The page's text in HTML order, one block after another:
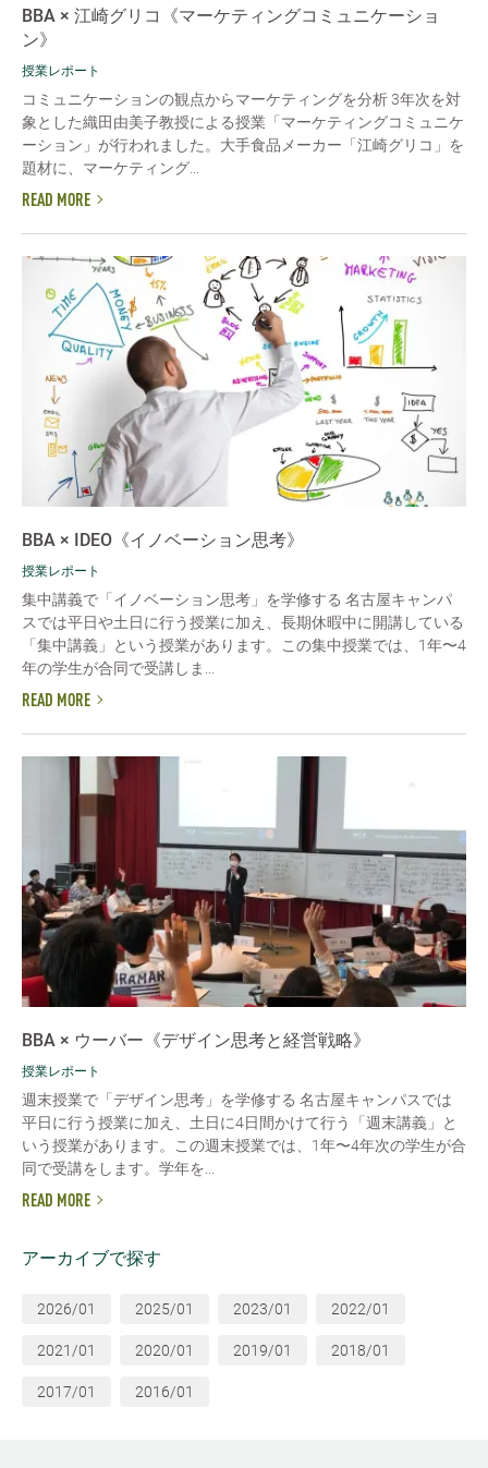
BBA × 江崎グリコ《マーケティングコミュニケーショ
ン》
授業レポート
コミュニケーションの観点からマーケティングを分析 3年次を対
象とした織田由美子教授による授業「マーケティングコミュニケ
ーション」が行われました。大手食品メーカー「江崎グリコ」を
題材に、マーケティング...
READ MORE
BBA × IDEO《イノベーション思考》
授業レポート
集中講義で「イノベーション思考」を学修する 名古屋キャンパ
スでは平日や土日に行う授業に加え、長期休暇中に開講している
「集中講義」という授業があります。この集中授業では、1年〜4
年の学生が合同で受講しま...
READ MORE
BBA × ウーバー《デザイン思考と経営戦略》
授業レポート
週末授業で「デザイン思考」を学修する 名古屋キャンパスでは
平日に行う授業に加え、土日に4日間かけて行う「週末講義」と
いう授業があります。この週末授業では、1年〜4年次の学生が合
同で受講をします。学年を...
READ MORE
アーカイブで探す
2026/01 2025/01 2023/01 2022/01
2021/01 2020/01 2019/01 2018/01
2017/01 2016/01